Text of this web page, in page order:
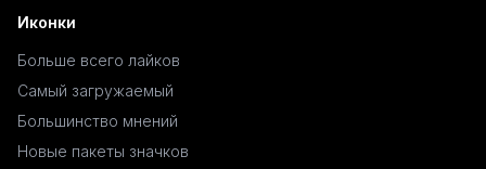
Иконки
Больше всего лайков
Самый загружаемый
Большинство мнений
Новые пакеты значков